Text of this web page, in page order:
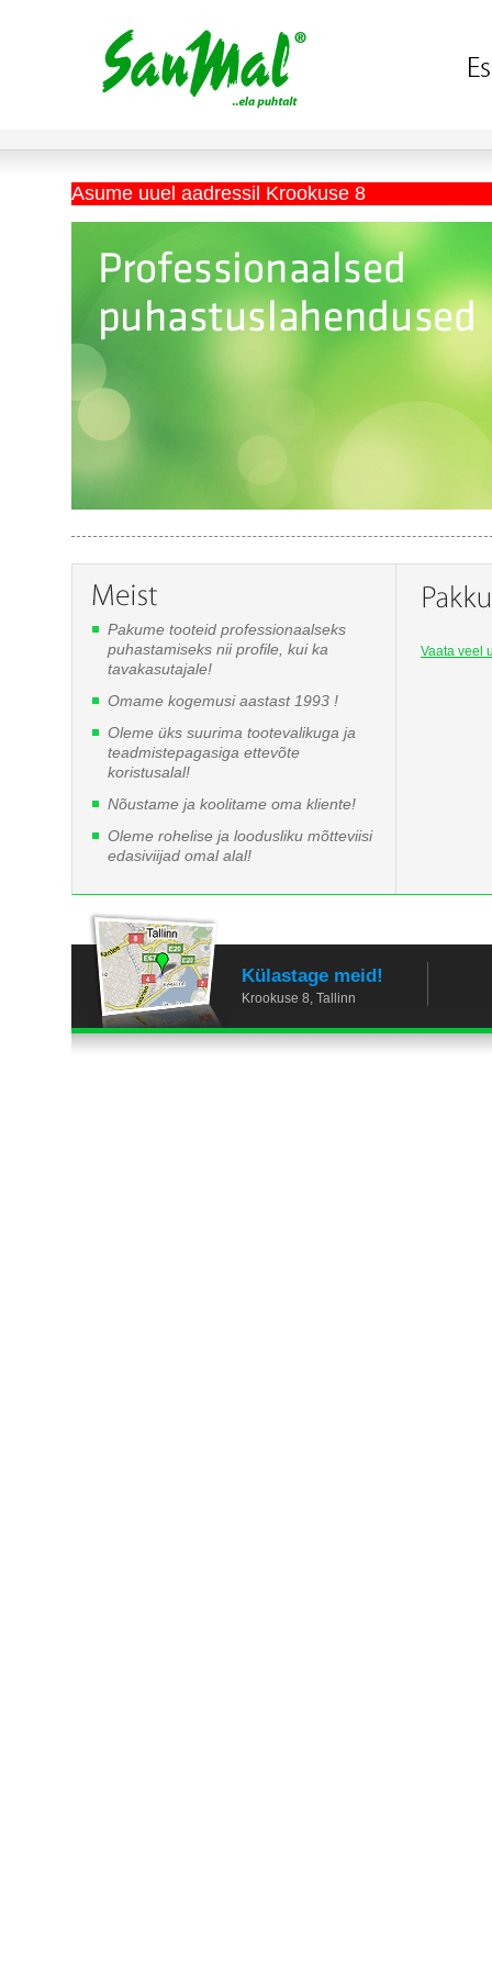
Asume uuel aadressil Krookuse 8
Vaata veel
Pakume tooteid professionaalseks
puhastamiseks nii profile, kui ka
tavakasutajale!
Omame kogemusi aastast 1993 !
Oleme üks suurima tootevalikuga ja
teadmistepagasiga ettevõte
koristusalal!
Nõustame ja koolitame oma kliente!
Oleme rohelise ja loodusliku mõtteviisi
edasiviijad omal alal!
Külastage meid!
Krookuse 8, Tallinn